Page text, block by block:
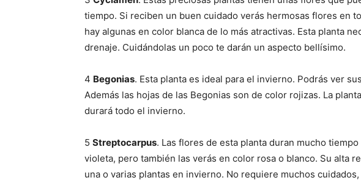
tiempo. Si reciben un buen cuidado verás hermosas flores en
hay algunas en color blanca de lo más atractivas. Esta planta
drenaje. Cuidándolas un poco te darán un aspecto bellísimo.
4 Begonias. Esta planta es ideal para el invierno. Podrás ver
Además las hojas de las Begonias son de color rojizas. La
durará todo el invierno.
5 Streptocarpus. Las flores de esta planta duran mucho
violeta, pero también las verás en color rosa o blanco. Su alta
una o varias plantas en invierno. No requiere muchos